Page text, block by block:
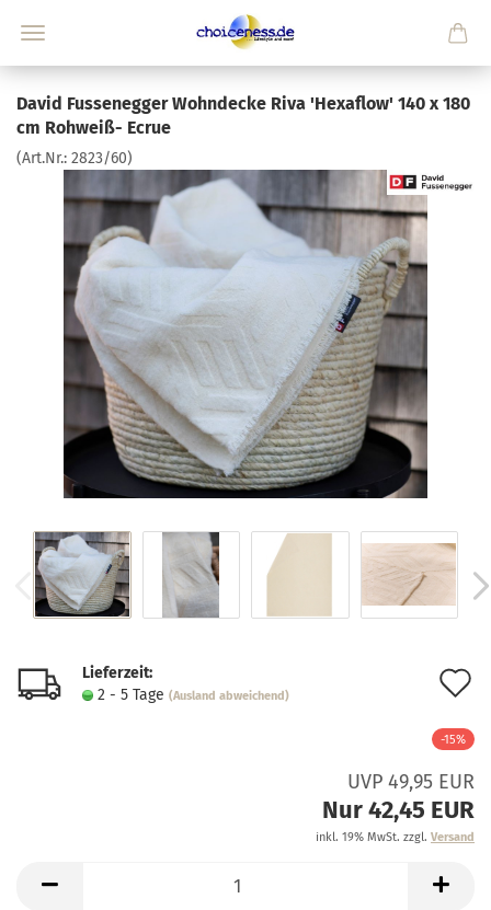
David Fussenegger Wohndecke Riva 'Hexaflow' 140 x 180
cm Rohweiß- Ecrue
(Art.Nr.: 2823/60)
Lieferzeit:
2 - 5 Tage (Ausland abweichend)
-15%
UVP 49,95 EUR
Nur 42,45 EUR
inkl. 19% MwSt. zzgl. Versand